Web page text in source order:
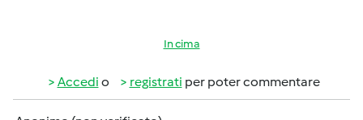
In cima
Accedi o registrati per poter commentare